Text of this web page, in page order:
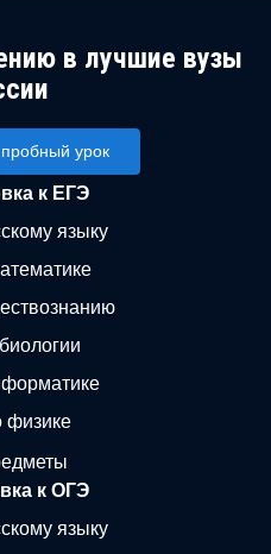
в лучшие вузы
урок
к ЕГЭ
языку
физике
к ОГЭ
языку